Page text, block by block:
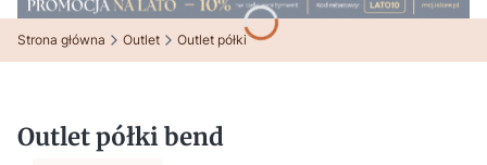
Strona główna Outlet Outlet półki
Outlet półki bend